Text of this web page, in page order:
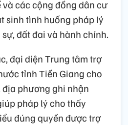
các cộng đồng dân cư
sinh tình huống pháp lý
đất đai và hành chính.
đại diện Trung tâm trợ
tỉnh Tiền Giang cho
phương ghi nhận
pháp lý cho thấy
đúng quyền được trợ